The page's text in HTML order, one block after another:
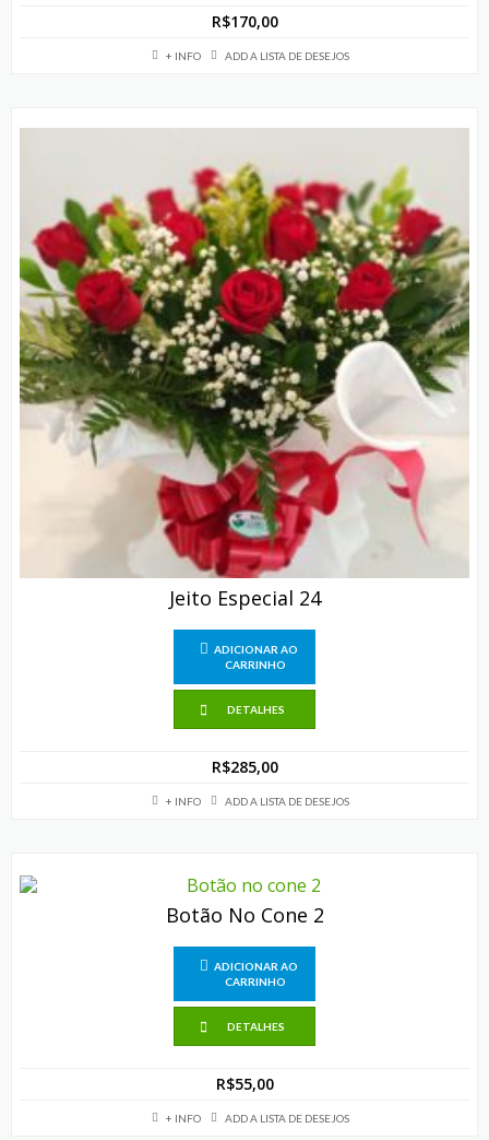
R$170,00
+ INFO ADD A LISTA DE DESEJOS
Jeito Especial 24
ADICIONAR AO
CARRINHO
DETALHES
R$285,00
+ INFO ADD A LISTA DE DESEJOS
Botão No Cone 2
ADICIONAR AO
CARRINHO
DETALHES
R$55,00
+ INFO ADD A LISTA DE DESEJOS